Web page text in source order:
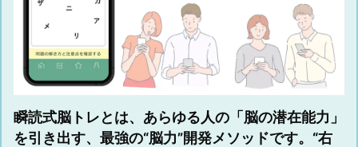
瞬読式脳トレとは、あらゆる人の「脳の潜在能力」
を引き出す、最強の“脳力”開発メソッドです。“右